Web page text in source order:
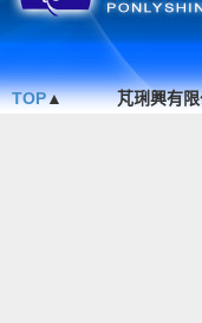
TOP▲ 芃琍興有